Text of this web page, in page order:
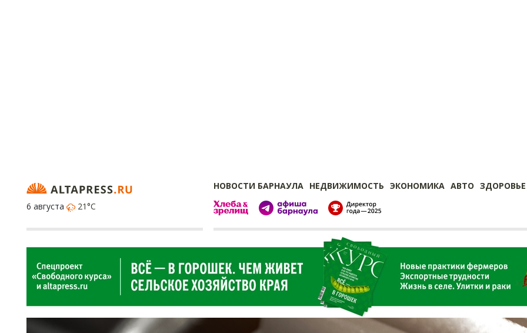
НОВОСТИ БАРНАУЛА НЕДВИЖИМОСТЬ ЭКОНОМИКА АВТО ЗДОРОВЬЕ
6 августа
21°C